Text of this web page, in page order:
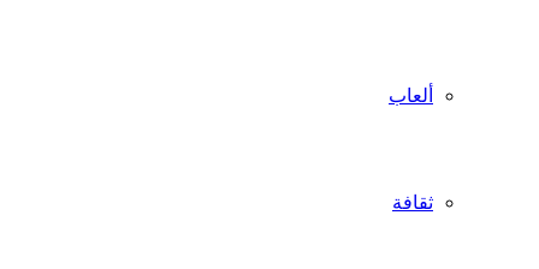
ألعاب
ثقافة